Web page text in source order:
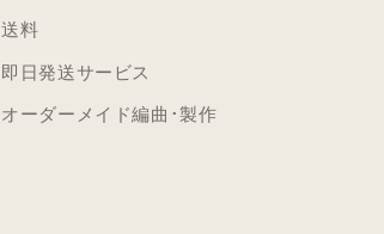
送料
即日発送サービス
オーダーメイド編曲･製作